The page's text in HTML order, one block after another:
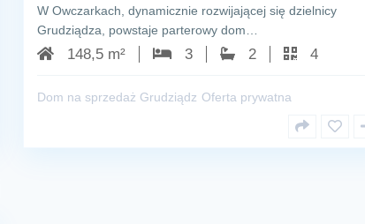
W Owczarkach, dynamicznie rozwijającej się dzielnicy
Grudziądza, powstaje parterowy dom…
148,5 m² 3 2 4
Dom na sprzedaż Grudziądz Oferta prywatna